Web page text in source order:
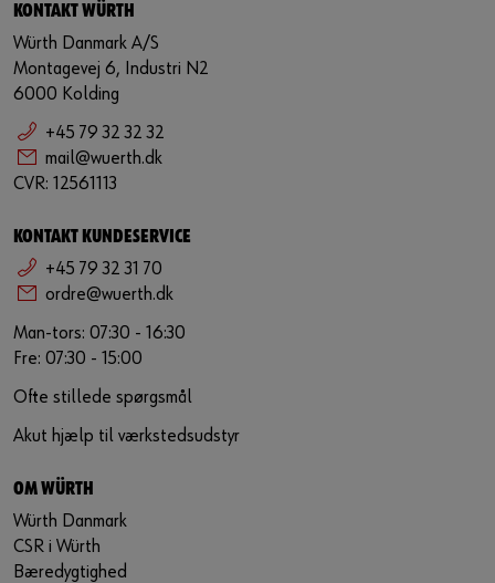
KONTAKT WÜRTH
Würth Danmark A/S
Montagevej 6, Industri N2
6000 Kolding
+45 79 32 32 32
mail@wuerth.dk
CVR: 12561113
KONTAKT KUNDESERVICE
+45 79 32 31 70
ordre@wuerth.dk
Man-tors: 07:30 - 16:30
Fre: 07:30 - 15:00
Ofte stillede spørgsmål
Akut hjælp til værkstedsudstyr
OM WÜRTH
Würth Danmark
CSR i Würth
Bæredygtighed